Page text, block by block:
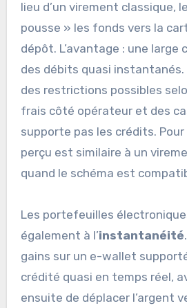
lieu d’un virement classique,
pousse » les fonds vers la
dépôt. L’avantage : une large
des débits quasi instantanés.
des restrictions possibles
frais côté opérateur et des
supporte pas les crédits. Pour
perçu est similaire à un
quand le schéma est
Les portefeuilles
également à l’instantanéité
gains sur un e-wallet
crédité quasi en temps réel,
ensuite de déplacer l’argent